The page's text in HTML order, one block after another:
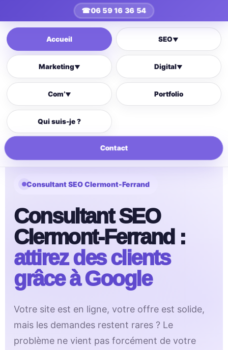
☎06 59 16 36 54
Accueil SEO▼
Marketing▼ Digital▼
Com’▼ Portfolio
Qui suis-je ?
Contact
Consultant SEO Clermont-Ferrand
Consultant SEO
Clermont-Ferrand :
attirez des clients
grâce à Google
Votre site est en ligne, votre offre est solide,
mais les demandes restent rares ? Le
problème ne vient pas forcément de votre